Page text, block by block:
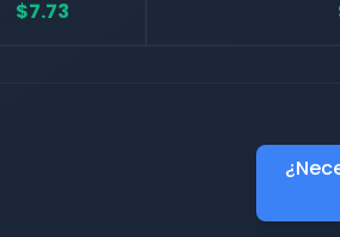
$7.73